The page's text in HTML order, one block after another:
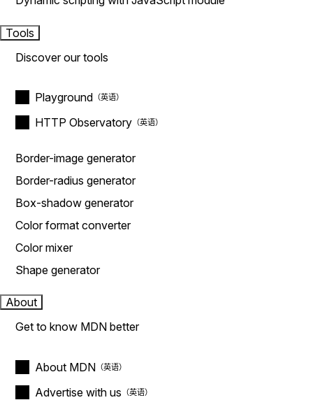
Tools
Discover our tools
Playground
HTTP Observatory
Border-image generator
Border-radius generator
Box-shadow generator
Color format converter
Color mixer
Shape generator
About
Get to know MDN better
About MDN
Advertise with us